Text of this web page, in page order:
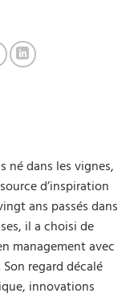
né dans les vignes,
d’inspiration
ans passés dans
il a choisi de
management avec
regard décalé
innovations